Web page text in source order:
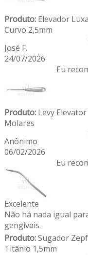
Produto:Elevador
Curvo 2,5mm
José F.
24/07/2026
Eu
Produto:Levy
Molares
Anônimo
06/02/2026
Eu
Excelente
Não há nada igual
gengivais.
Produto:Sugador
Titânio 1,5mm